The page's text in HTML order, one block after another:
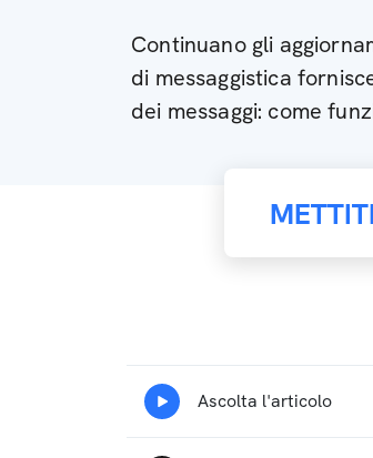
Continuano gli
di messaggistica
dei messaggi: come